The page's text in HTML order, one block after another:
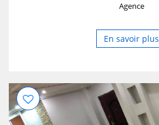
Agence
En savoir plus